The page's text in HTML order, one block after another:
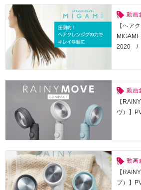
動画
【ヘア
2020 /
動画
【
ヴ）】
動画
【
プ）】